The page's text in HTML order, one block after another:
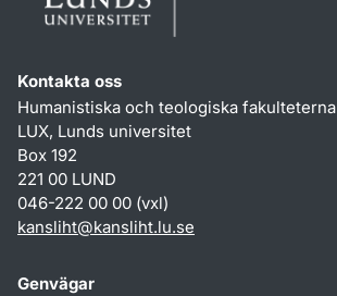
Kontakta oss
Humanistiska och teologiska fakulteterna
LUX, Lunds universitet
Box 192
221 00 LUND
046-222 00 00 (vxl)
kansliht@kansliht.lu.se
Genvägar